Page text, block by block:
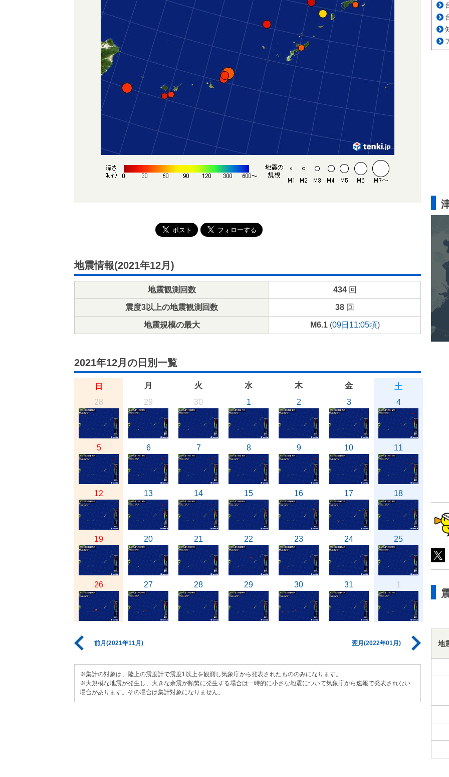
地震情報(2021年12月)
地震観測回数 434回
震度3以上の地震観測回数 38 回
地震規模の最大 M6.1(09日11:05頃)
2021年12月の日別一覧
日 月 火 水 木 金
土
28
29 30 1 2 3 4
5 6 7 8 9 10 11
12 13 14 15 16 17 18
19 20 21 22 23 24 25
26 27 28 29 30 31 1
前月(2021年11月) 翌月(2022年01月)
※集計の対象は、陸上の震度計で震度1以上を観測し気象庁から発表されたもののみになります。
※大規模な地震が発生し、大きな余震が頻繁に発生する場合は一時的に小さな地震について気象庁から速報で発表されない
場合があります。その場合は集計対象になりません。
地